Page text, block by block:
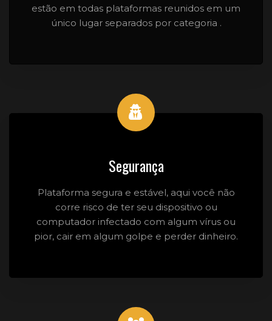
estão em todas plataformas reunidos em um
único lugar separados por categoria .
Segurança
Plataforma segura e estável, aqui você não
corre risco de ter seu dispositivo ou
computador infectado com algum vírus ou
pior, cair em algum golpe e perder dinheiro.